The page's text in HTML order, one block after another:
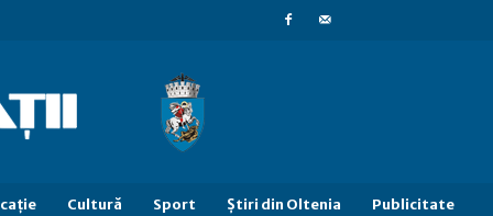
Cultură Sport Știri din Oltenia Publicitate